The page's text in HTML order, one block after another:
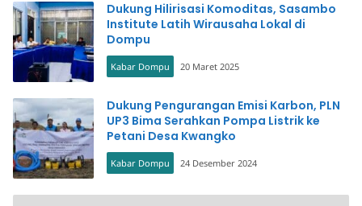
Dukung Hilirisasi Komoditas, Sasambo
Institute Latih Wirausaha Lokal di
Dompu
Kabar Dompu 20 Maret 2025
Dukung Pengurangan Emisi Karbon, PLN
UP3 Bima Serahkan Pompa Listrik ke
Petani Desa Kwangko
Kabar Dompu 24 Desember 2024